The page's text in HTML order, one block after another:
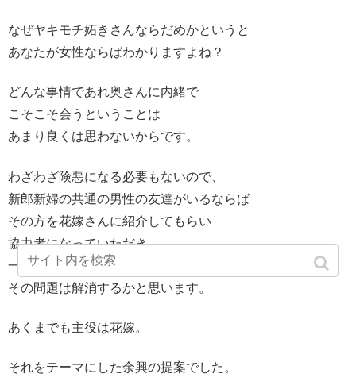
なぜヤキモチ妬きさんならだめかというと
あなたが女性ならばわかりますよね？
どんな事情であれ奥さんに内緒で
こそこそ会うということは
あまり良くは思わないからです。
わざわざ険悪になる必要もないので、
新郎新婦の共通の男性の友達がいるならば
その方を花嫁さんに紹介してもらい
協力者になっていただき
一言フォローをしてもらうことで
その問題は解消するかと思います。
あくまでも主役は花嫁。
それをテーマにした余興の提案でした。